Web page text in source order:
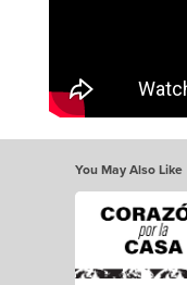
You May Also Like